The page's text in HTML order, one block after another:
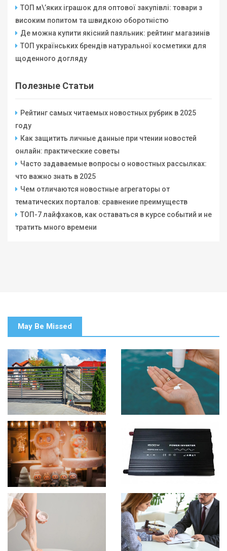
ТОП м\’яких іграшок для оптової закупівлі: товари з
високим попитом та швидкою оборотністю
Де можна купити якісний паяльник: рейтинг магазинів
ТОП українських брендів натуральної косметики для
щоденного догляду
Полезные Статьи
Рейтинг самых читаемых новостных рубрик в 2025
году
Как защитить личные данные при чтении новостей
онлайн: практические советы
Часто задаваемые вопросы о новостных рассылках:
что важно знать в 2025
Чем отличаются новостные агрегаторы от
тематических порталов: сравнение преимуществ
ТОП-7 лайфхаков, как оставаться в курсе событий и не
тратить много времени
May Be Missed